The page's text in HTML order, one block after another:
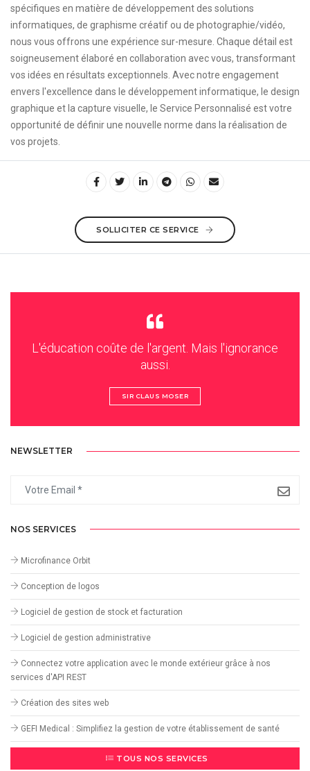
spécifiques en matière de développement des solutions
informatiques, de graphisme créatif ou de photographie/vidéo,
nous vous offrons une expérience sur-mesure. Chaque détail est
soigneusement élaboré en collaboration avec vous, transformant
vos idées en résultats exceptionnels. Avec notre engagement
envers l'excellence dans le développement informatique, le design
graphique et la capture visuelle, le Service Personnalisé est votre
opportunité de définir une nouvelle norme dans la réalisation de
vos projets.
SOLLICITER CE SERVICE
L'éducation coûte de l'argent. Mais l'ignorance
aussi.
SIR CLAUS MOSER
NEWSLETTER
NOS SERVICES
Microfinance Orbit
Conception de logos
Logiciel de gestion de stock et facturation
Logiciel de gestion administrative
Connectez votre application avec le monde extérieur grâce à nos
services d'API REST
Création des sites web
GEFI Medical : Simplifiez la gestion de votre établissement de santé
TOUS NOS SERVICES